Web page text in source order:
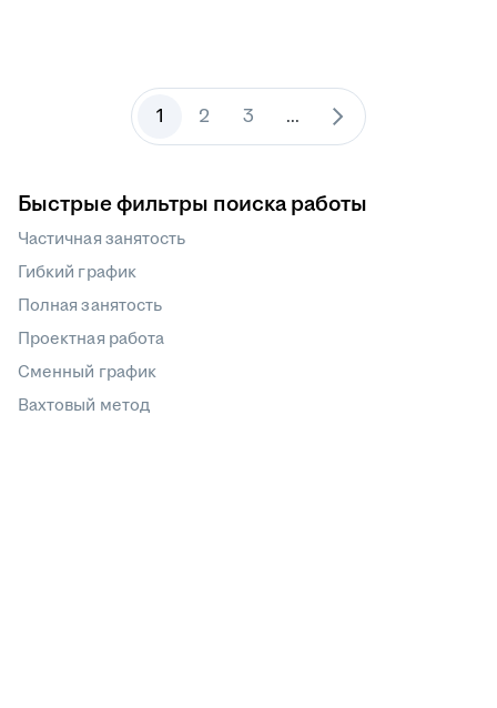
1 2 3 ...
Быстрые фильтры поиска работы
Частичная занятость
Гибкий график
Полная занятость
Проектная работа
Сменный график
Вахтовый метод